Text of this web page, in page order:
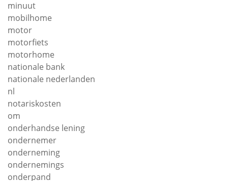
minuut
mobilhome
motor
motorfiets
motorhome
nationale bank
nationale nederlanden
nl
notariskosten
om
onderhandse lening
ondernemer
onderneming
ondernemings
onderpand